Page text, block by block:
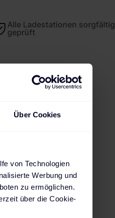
Über Cookies
von Technologien
Werbung und
zu ermöglichen.
über die Cookie-
Alle Ladestationen sorgfältig
geprüft
Juice